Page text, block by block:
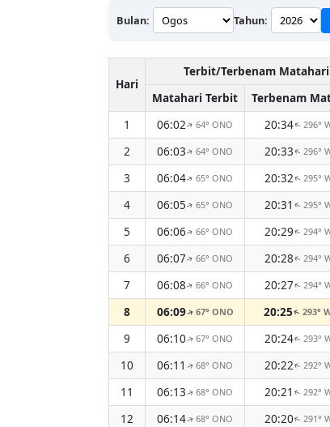
Bulan: Tahun:
Hari
Terbit/Terbenam Matahari
Matahari Terbit
Terbenam
1
06:02↑64° ONO 20:34↑296°
2
06:03↑64° ONO 20:33↑296°
3
06:04↑65° ONO 20:32↑295°
4
06:05↑65° ONO 20:31 ↑295°
5
06:06↑66° ONO 20:29↑294°
6
06:07↑66° ONO 20:28↑294°
7
06:08↑66° ONO 20:27↑294°
8
06:09↑ 67° ONO 20:25↑ 293°
9
06:10↑67° ONO 20:24↑293°
10
06:11 ↑68° ONO 20:22↑ 292°
11
06:13↑68° ONO 20:21 ↑ 292°
12
06:14↑68° ONO 20:20↑ 291°